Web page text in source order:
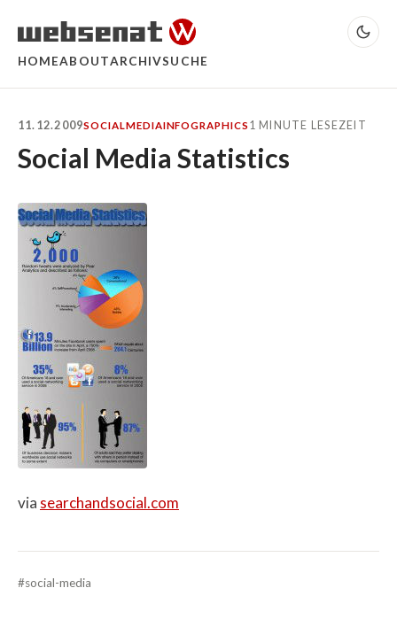
HOMEABOUTARCHIVSUCHE
11.12.2009SOCIALMEDIAINFOGRAPHICS 1 MINUTE LESEZEIT
Social Media Statistics
via searchandsocial.com
#social-media